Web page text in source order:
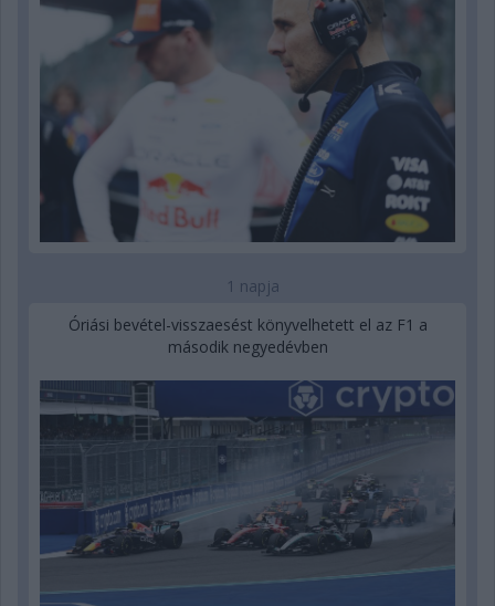
1 napja
Óriási bevétel-visszaesést könyvelhetett el az F1 a
második negyedévben